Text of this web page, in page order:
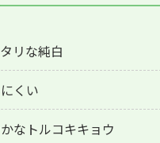
リな純白
くい
なトルコキキョウ